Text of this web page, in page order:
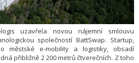
uzavřela novou nájemní smlouvu
společností BattSwap. Startup,
městské e-mobility a logistiky, obsadí
přibližně 2 200 metrů čtverečních. Z toho